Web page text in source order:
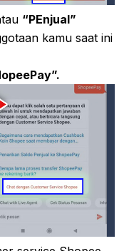
“PEnjual”
kamu saat ini